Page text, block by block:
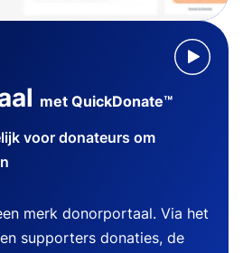
met QuickDonate™
voor donateurs om
merk donorportaal. Via het
supporters donaties, de